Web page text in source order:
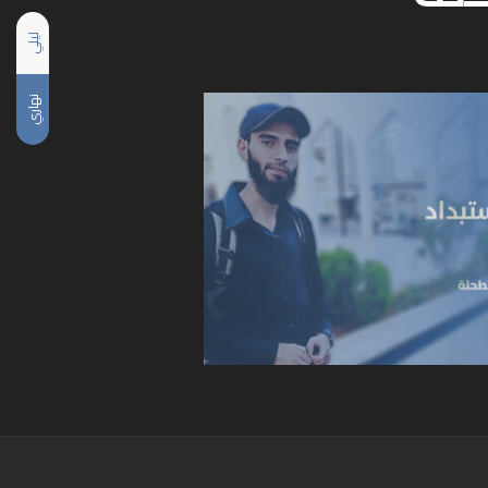
ليلي
نهاري